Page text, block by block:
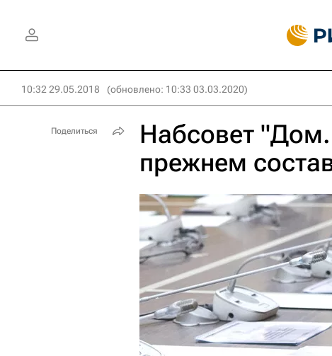
10:32 29.05.2018 (обновлено: 10:33 03.03.2020)
Набсовет
прежнем
Поделиться